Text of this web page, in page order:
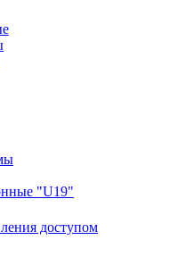
"U19"
доступом